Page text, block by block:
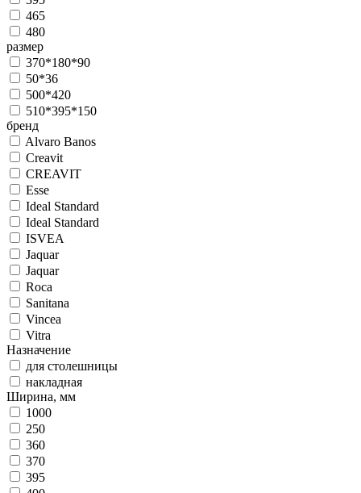
465
480
размер
370*180*90
50*36
500*420
510*395*150
бренд
Alvaro Banos
Creavit
CREAVIT
Esse
Ideal Standard
Ideal Standard
ISVEA
Jaquar
Jaquar
Roca
Sanitana
Vincea
Vitra
Назначение
для столешницы
накладная
Ширина, мм
1000
250
360
370
395